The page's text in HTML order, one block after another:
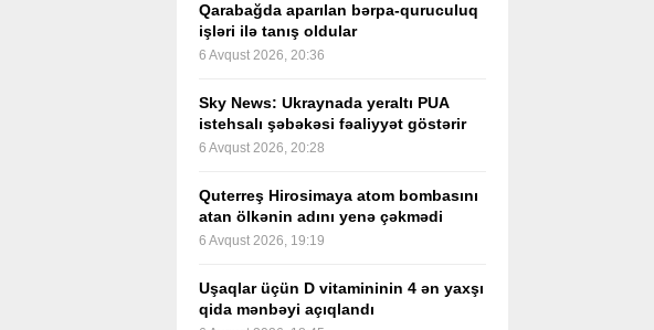
Qarabağda aparılan bərpa-quruculuq
işləri ilə tanış oldular
6 Avqust 2026, 20:36
Sky News: Ukraynada yeraltı PUA
istehsalı şəbəkəsi fəaliyyət göstərir
6 Avqust 2026, 20:28
Quterreş Hirosimaya atom bombasını
atan ölkənin adını yenə çəkmədi
6 Avqust 2026, 19:19
Uşaqlar üçün D vitamininin 4 ən yaxşı
qida mənbəyi açıqlandı